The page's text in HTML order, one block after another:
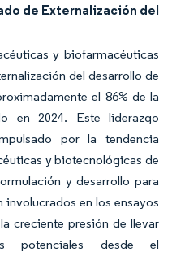
de Externalización del
y biofarmacéuticas
del desarrollo de
el 86% de la
en 2024. Este liderazgo
por la tendencia
y biotecnológicas de
y desarrollo para
en los ensayos
creciente presión de llevar
potenciales desde el